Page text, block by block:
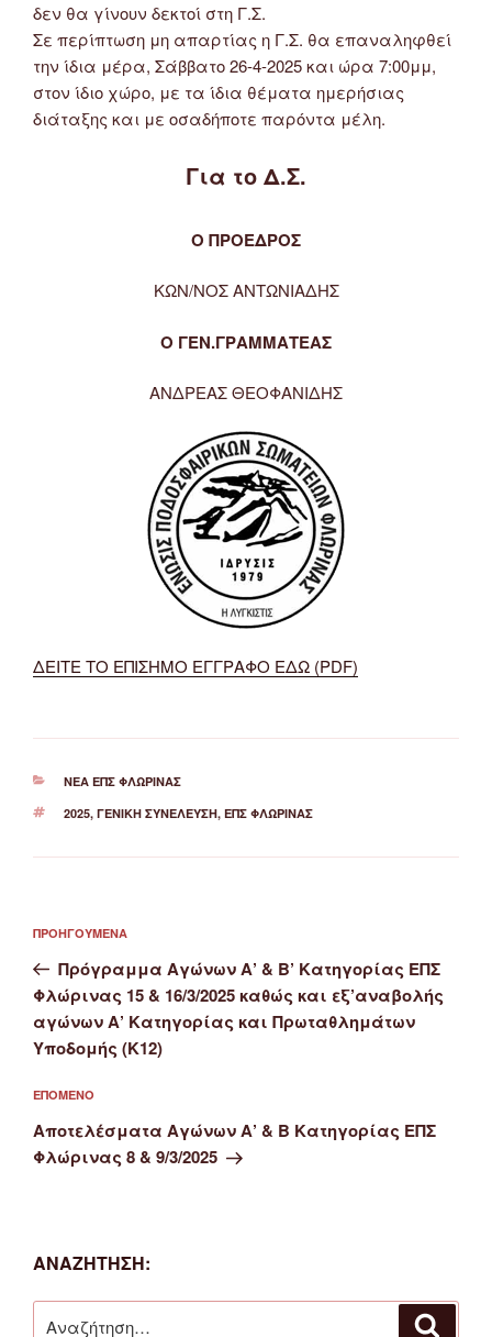
δεν θα γίνουν δεκτοί στη Γ.Σ.
Σε περίπτωση μη απαρτίας η Γ.Σ. θα επαναληφθεί
την ίδια μέρα, Σάββατο 26-4-2025 και ώρα 7:00μμ,
στον ίδιο χώρο, με τα ίδια θέματα ημερήσιας
διάταξης και με οσαδήποτε παρόντα μέλη.
Για το Δ.Σ.
Ο ΠΡΟΕΔΡΟΣ
ΚΩΝ/ΝΟΣ ΑΝΤΩΝΙΑΔΗΣ
Ο ΓΕΝ.ΓΡΑΜΜΑΤΕΑΣ
ΑΝΔΡΕΑΣ ΘΕΟΦΑΝΙΔΗΣ
ΔΕΙΤΕ ΤΟ ΕΠΙΣΗΜΟ ΕΓΓΡΑΦΟ ΕΔΩ (PDF)
ΚΑΤΗΓΟΡΊΕΣ
ΝΈΑ ΕΠΣ ΦΛΏΡΙΝΑΣ
ΕΤΙΚΈΤΕΣ
2025, ΓΕΝΙΚΉ ΣΥΝΈΛΕΥΣΗ, ΕΠΣ ΦΛΏΡΙΝΑΣ
άρθρων
Προηγούμενο
άρθρο
ΠΡΟΗΓΟΎΜΕΝΑ
Πρόγραμμα Αγώνων Α’ & Β’ Κατηγορίας ΕΠΣ
Φλώρινας 15 & 16/3/2025 καθώς και εξ’αναβολής
αγώνων Α’ Κατηγορίας και Πρωταθλημάτων
Υποδομής (Κ12)
Επόμενο
άρθρο
ΕΠΌΜΕΝΟ
Αποτελέσματα Αγώνων Α’ & Β Κατηγορίας ΕΠΣ
Φλώρινας 8 & 9/3/2025
ΑΝΑΖΉΤΗΣΗ: